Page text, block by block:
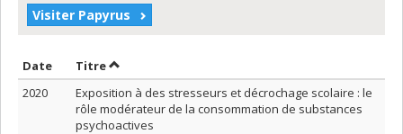
Visiter Papyrus
Date Trier par date en ordre croissant
TitreTrier par titre en ordre croissant
2020
Exposition à des stresseurs et décrochage scolaire : le
rôle modérateur de la consommation de substances
psychoactives